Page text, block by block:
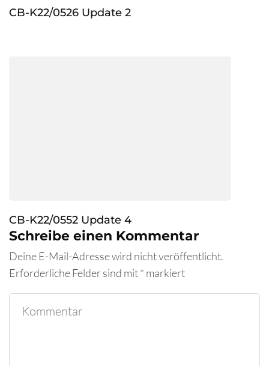
CB-K22/0526 Update 2
CB-K22/0552 Update 4
Schreibe einen Kommentar
Deine E-Mail-Adresse wird nicht veröffentlicht.
Erforderliche Felder sind mit* markiert